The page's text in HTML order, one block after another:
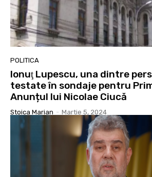
POLITICA
Ionuţ Lupescu, una dintre
testate în sondaje pentru
Anunțul lui Nicolae Ciucă
Stoica Marian - Martie 5, 2024